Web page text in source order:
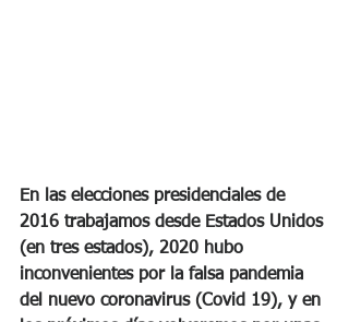
En las elecciones presidenciales de
2016 trabajamos desde Estados Unidos
(en tres estados), 2020 hubo
inconvenientes por la falsa pandemia
del nuevo coronavirus (Covid 19), y en